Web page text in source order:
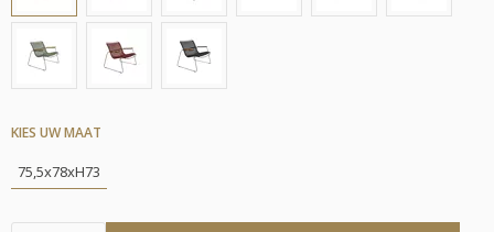
KIES UW MAAT
75,5x78xH73